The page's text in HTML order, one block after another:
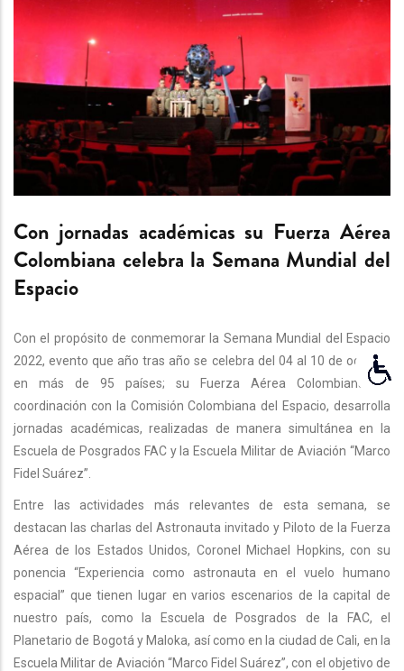
Con jornadas académicas su Fuerza Aérea
Colombiana celebra la Semana Mundial del
Espacio
Con el propósito de conmemorar la Semana Mundial del Espacio
2022, evento que año tras año se celebra del 04 al 10 de octubre
en más de 95 países; su Fuerza Aérea Colombiana en
coordinación con la Comisión Colombiana del Espacio, desarrolla
jornadas académicas, realizadas de manera simultánea en la
Escuela de Posgrados FAC y la Escuela Militar de Aviación “Marco
Fidel Suárez”.
Entre las actividades más relevantes de esta semana, se
destacan las charlas del Astronauta invitado y Piloto de la Fuerza
Aérea de los Estados Unidos, Coronel Michael Hopkins, con su
ponencia “Experiencia como astronauta en el vuelo humano
espacial” que tienen lugar en varios escenarios de la capital de
nuestro país, como la Escuela de Posgrados de la FAC, el
Planetario de Bogotá y Maloka, así como en la ciudad de Cali, en la
Escuela Militar de Aviación “Marco Fidel Suárez”, con el objetivo de